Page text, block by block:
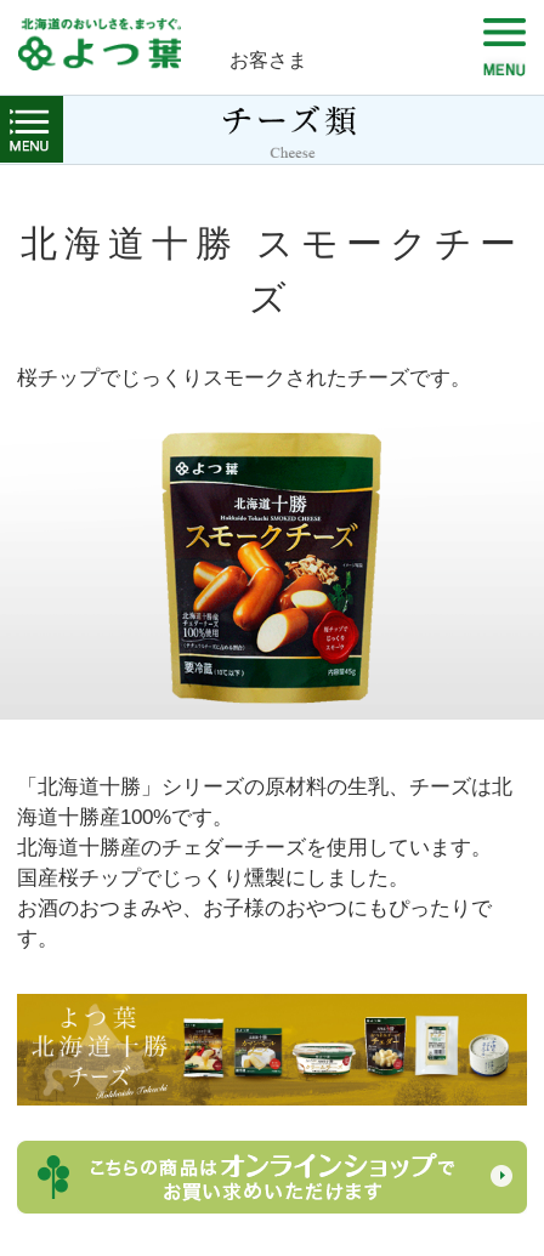
お客さま
北海道十勝 スモークチー
ズ
桜チップでじっくりスモークされたチーズです。
「北海道十勝」シリーズの原材料の生乳、チーズは北
海道十勝産100%です。
北海道十勝産のチェダーチーズを使用しています。
国産桜チップでじっくり燻製にしました。
お酒のおつまみや、お子様のおやつにもぴったりで
す。